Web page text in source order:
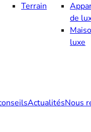
Terrain
de
luxe
ActualitésNous